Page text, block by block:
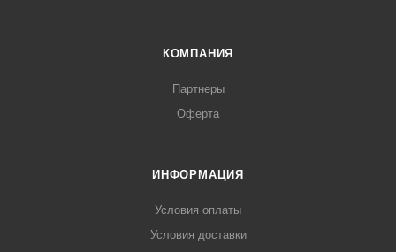
КОМПАНИЯ
Партнеры
Оферта
ИНФОРМАЦИЯ
Условия оплаты
Условия доставки